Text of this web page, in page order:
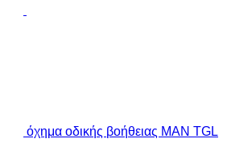
όχημα οδικής βοήθειας MAN TGL